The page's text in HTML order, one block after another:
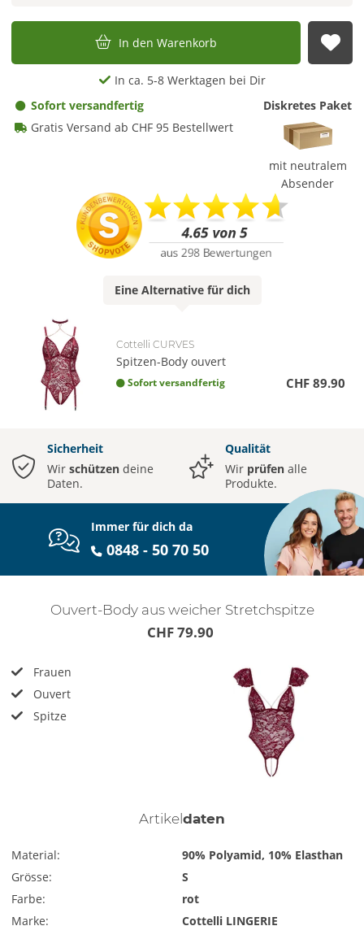
In den Warenkorb
In ca. 5-8 Werktagen bei Dir
Sofort versandfertig
Gratis Versand ab CHF 95 Bestellwert
Diskretes Paket
mit neutralem
Absender
Eine Alternativefür dich
Cottelli CURVES
Spitzen-Body ouvert
Sofort versandfertig CHF 89.90
Sicherheit
Wir schützen deine
Daten.
Qualität
Wir prüfen alle
Produkte.
Immer für dich da
0848 - 50 70 50
Ouvert-Body aus weicher Stretchspitze
CHF 79.90
Frauen
Ouvert
Spitze
Artikeldaten
Material:
90% Polyamid, 10% Elasthan
Grösse:
S
Farbe:
rot
Marke:
Cottelli LINGERIE